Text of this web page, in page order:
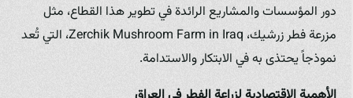
دور المؤسسات والمشاريع الرائدة في تطوير هذا القطاع، مثل
مزرعة فطر زرشيك، Zerchik Mushroom Farm in Iraq، التي تُعد
نموذجاً يحتذى به في الابتكار والاستدامة.